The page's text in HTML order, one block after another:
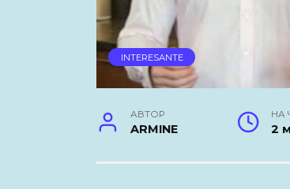
INTERESANTE
АВТОР
ARMINE
НА
2